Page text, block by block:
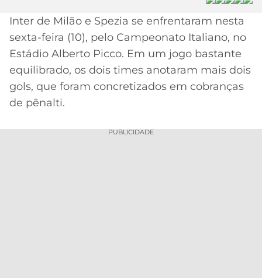
PROMOCIONAL
BETBOOM
CÓDIGO
INDICAÇÃO
BET365
PALMEIRAS
CORINTHIANS
SÃO
BRASILEIRÃO
SÉRIE
LIBERTADORES
MÍDIA
ESPORTIVA
MERCADO
BOLA
Acesse o perfil do autor
no Twitter
Inter de Milão e Spezia se enfrentaram nesta
sexta-feira (10), pelo Campeonato Italiano, no
Estádio Alberto Picco. Em um jogo bastante
equilibrado, os dois times anotaram mais dois
gols, que foram concretizados em cobranças
de pênalti.
PUBLICIDADE